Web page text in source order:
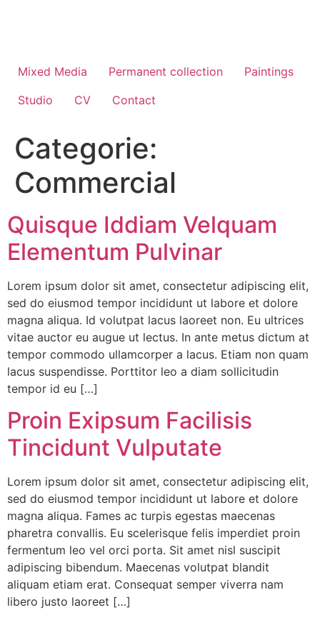
Mixed Media
Permanent collection
Paintings
Studio
CV Contact
Categorie:
Commercial
Quisque Iddiam Velquam
Elementum Pulvinar
Lorem ipsum dolor sit amet, consectetur adipiscing elit,
sed do eiusmod tempor incididunt ut labore et dolore
magna aliqua. Id volutpat lacus laoreet non. Eu ultrices
vitae auctor eu augue ut lectus. In ante metus dictum at
tempor commodo ullamcorper a lacus. Etiam non quam
lacus suspendisse. Porttitor leo a diam sollicitudin
tempor id eu […]
Proin Exipsum Facilisis
Tincidunt Vulputate
Lorem ipsum dolor sit amet, consectetur adipiscing elit,
sed do eiusmod tempor incididunt ut labore et dolore
magna aliqua. Fames ac turpis egestas maecenas
pharetra convallis. Eu scelerisque felis imperdiet proin
fermentum leo vel orci porta. Sit amet nisl suscipit
adipiscing bibendum. Maecenas volutpat blandit
aliquam etiam erat. Consequat semper viverra nam
libero justo laoreet […]